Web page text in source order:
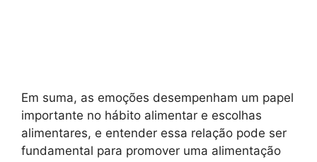
Em suma, as emoções desempenham um papel
importante no hábito alimentar e escolhas
alimentares, e entender essa relação pode ser
fundamental para promover uma alimentação